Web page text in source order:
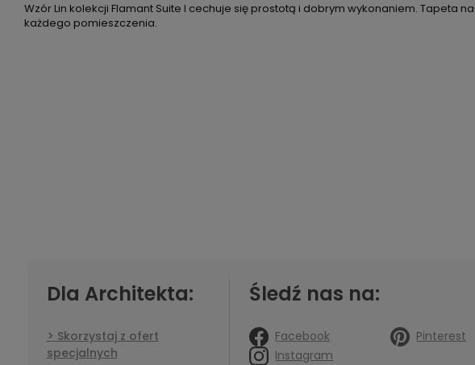
Wzór Lin kolekcji Flamant Suite I cechuje się prostotą i dobrym wykonaniem. Tapeta
każdego pomieszczenia.
Dla Architekta:
Skorzystaj z ofert
specjalnych
Śledź nas na:
Facebook
Pinterest
Instagram